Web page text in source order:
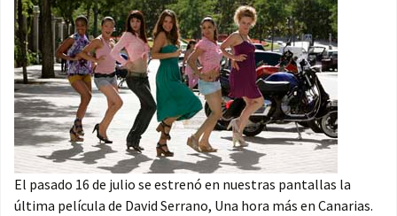
El pasado 16 de julio se estrenó en nuestras pantallas la
última película de David Serrano, Una hora más en Canarias.